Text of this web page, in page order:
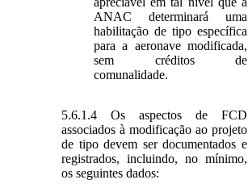
ANAC determinará uma
habilitação de tipo específica
para a aeronave modificada,
sem créditos de
comunalidade.
5.6.1.4 Os aspectos de FCD
associados à modificação ao projeto
de tipo devem ser documentados e
registrados, incluindo, no mínimo,
os seguintes dados: